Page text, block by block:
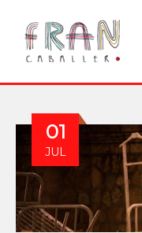
01
JUL